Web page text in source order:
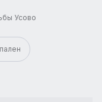
Усово